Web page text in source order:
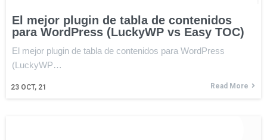
El mejor plugin de tabla de contenidos
para WordPress (LuckyWP vs Easy TOC)
23 OCT, 21
El mejor plugin de tabla de contenidos para WordPress
(LuckyWP…
Read More